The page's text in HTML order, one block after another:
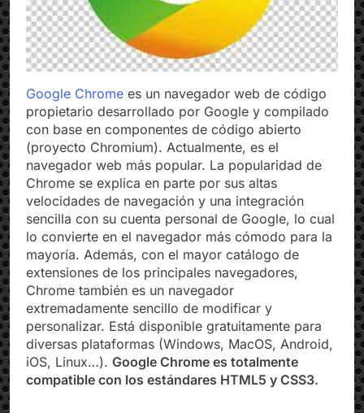
Google Chromees un navegador web de código
propietario desarrollado por Google y compilado
con base en componentes de código abierto
(proyecto Chromium). Actualmente, es el
navegador web más popular. La popularidad de
Chrome se explica en parte por sus altas
velocidades de navegación y una integración
sencilla con su cuenta personal de Google, lo cual
lo convierte en el navegador más cómodo para la
mayoría. Además, con el mayor catálogo de
extensiones de los principales navegadores,
Chrome también es un navegador
extremadamente sencillo de modificar y
personalizar. Está disponible gratuitamente para
diversas plataformas (Windows, MacOS, Android,
iOS, Linux…).Google Chrome es totalmente